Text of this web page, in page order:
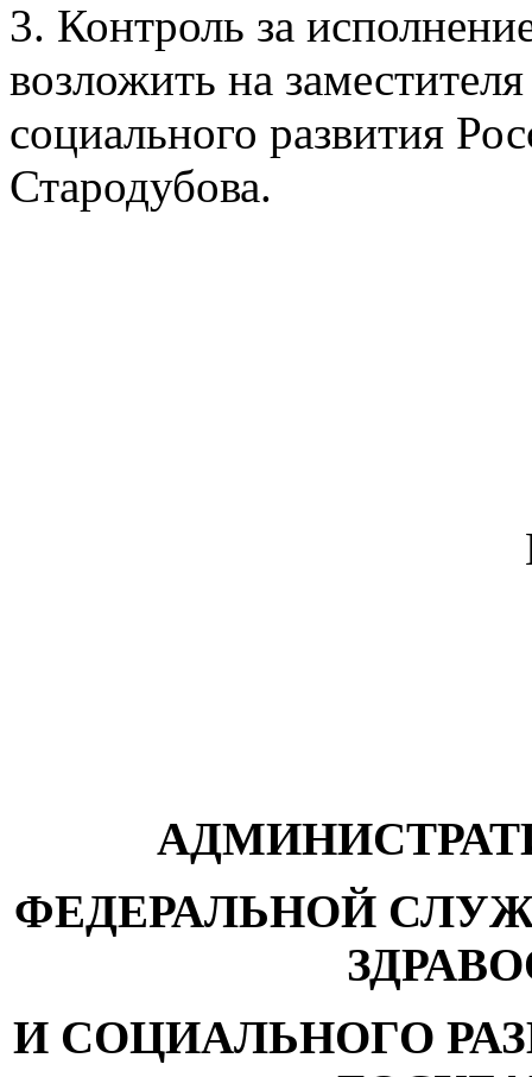
3. Контроль за
возложить на
социального развития
Стародубова.
ФЕДЕРАЛЬНОЙ
И СОЦИАЛЬНОГО